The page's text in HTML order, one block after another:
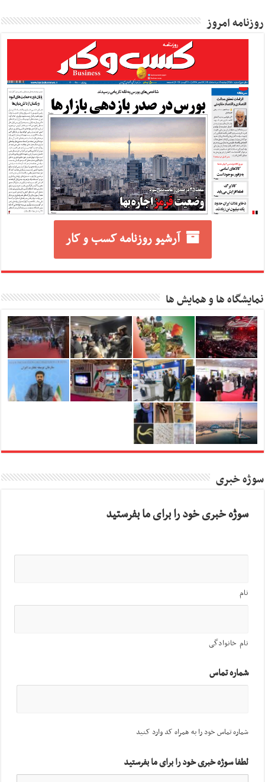
روزنامه امروز
آرشیو روزنامه کسب و کار
نمایشگاه ها و همایش ها
سوژه خبری
سوژه خبری خود را برای ما بفرستید
نام
نام خانوادگی
شماره تماس
شماره تماس خود را به همراه کد وارد کنید
لطفا سوژه خبری خود را برای ما بفرستید